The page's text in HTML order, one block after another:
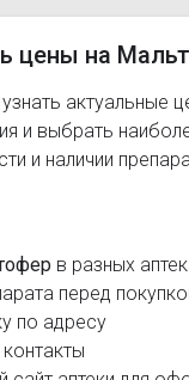
цены на
актуальные
и выбрать
и наличии
в разных
перед
по адресу